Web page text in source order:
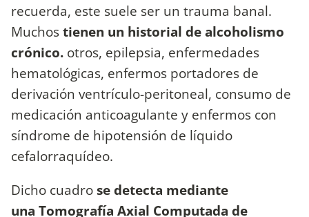
recuerda, este suele ser un trauma banal.
Muchostienen un historial de alcoholismo
crónico. otros, epilepsia, enfermedades
hematológicas, enfermos portadores de
derivación ventrículo-peritoneal, consumo de
medicación anticoagulante y enfermos con
síndrome de hipotensión de líquido
cefalorraquídeo.
Dicho cuadrose detecta mediante
una Tomografía Axial Computada de